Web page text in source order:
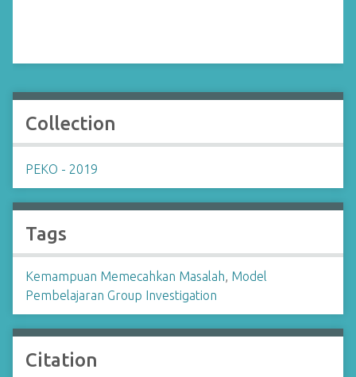
Collection
PEKO - 2019
Tags
Kemampuan Memecahkan Masalah, Model
Pembelajaran Group Investigation
Citation